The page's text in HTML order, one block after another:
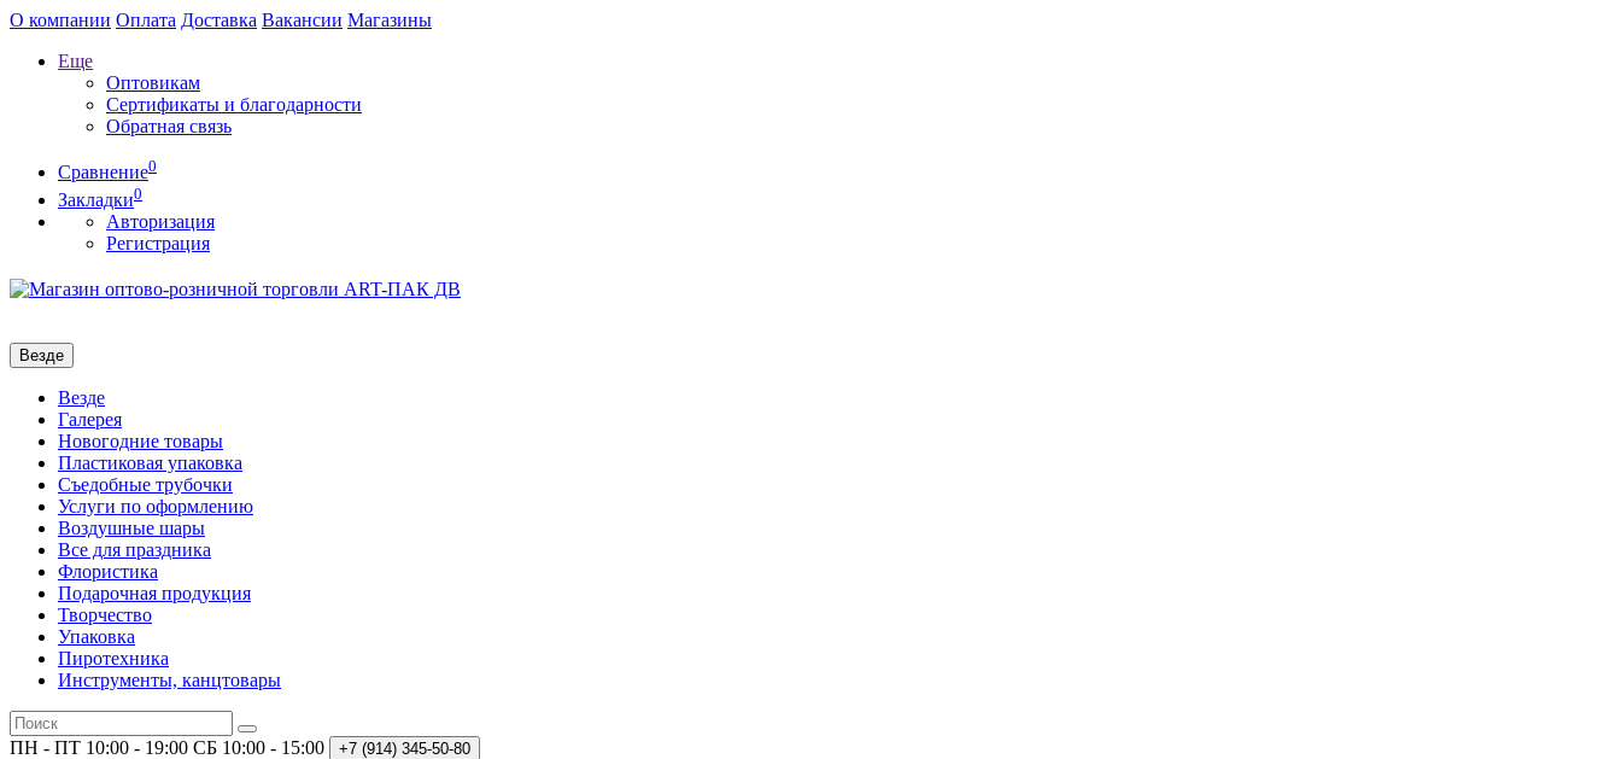
О компании Оплата Доставка Вакансии Магазины
Еще
Оптовикам
Сертификаты и благодарности
Обратная связь
Сравнение0
Закладки0
Авторизация
Регистрация
Везде
Везде
Галерея
Новогодние товары
Пластиковая упаковка
Съедобные трубочки
Услуги по оформлению
Воздушные шары
Все для праздника
Флористика
Подарочная продукция
Творчество
Упаковка
Пиротехника
Инструменты, канцтовары
ПН - ПТ 10:00 - 19:00 СБ 10:00 - 15:00 +7 (914) 345-50-80